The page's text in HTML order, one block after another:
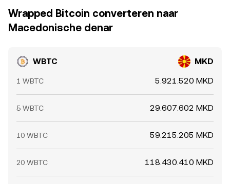
Wrapped Bitcoin converteren naar
Macedonische denar
WBTC MKD
1 WBTC 5.921.520 MKD
5 WBTC 29.607.602 MKD
10 WBTC 59.215.205 MKD
20 WBTC 118.430.410 MKD